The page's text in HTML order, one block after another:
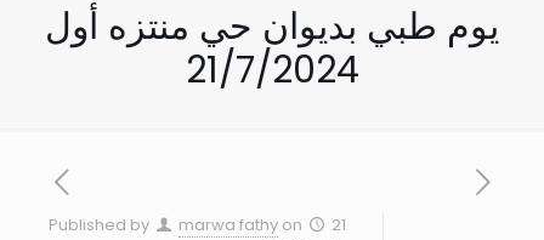
يوم طبي بديوان حي منتزه أول
21/7/2024
Published by marwa fathy on
21